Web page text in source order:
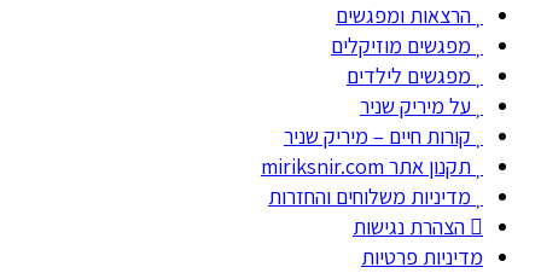
הרצאות ומפגשים
מפגשים מוזיקלים
מפגשים לילדים
על מיריק שניר
קורות חיים – מיריק שניר
תקנון אתר miriksnir.com
מדיניות משלוחים והחזרות
הצהרת נגישות
מדיניות פרטיות